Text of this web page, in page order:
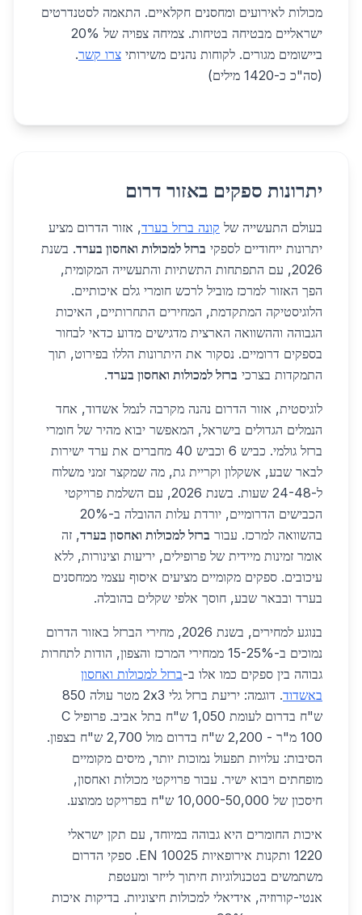
מכולות לאירועים ומחסנים חקלאיים. התאמה לסטנדרטים
ישראליים מבטיחה בטיחות. צמיחה צפויה של 20%
ביישומים מגורים. לקוחות נהנים משירותי צרו קשר.
(סה"כ כ-1420 מילים)
יתרונות ספקים באזור דרום
בעולם התעשייה של קונה ברזל בערד, אזור הדרום מציע
יתרונות ייחודיים לספקי ברזל למכולות ואחסון בערד. בשנת
2026, עם התפתחות התשתיות והתעשייה המקומית,
הפך האזור למרכז מוביל לרכש חומרי גלם איכותיים.
הלוגיסטיקה המתקדמת, המחירים התחרותיים, האיכות
הגבוהה וההשוואה הארצית מדגישים מדוע כדאי לבחור
בספקים דרומיים. נסקור את היתרונות הללו בפירוט, תוך
התמקדות בצרכי ברזל למכולות ואחסון בערד.
לוגיסטית, אזור הדרום נהנה מקרבה לנמל אשדוד, אחד
הנמלים הגדולים בישראל, המאפשר יבוא מהיר של חומרי
ברזל גולמי. כביש 6 וכביש 40 מחברים את ערד ישירות
לבאר שבע, אשקלון וקריית גת, מה שמקצר זמני משלוח
ל-24-48 שעות. בשנת 2026, עם השלמת פרויקטי
הכבישים הדרומיים, יורדת עלות ההובלה ב-20%
בהשוואה למרכז. עבור ברזל למכולות ואחסון בערד, זה
אומר זמינות מיידית של פרופילים, יריעות וצינורות, ללא
עיכובים. ספקים מקומיים מציעים איסוף עצמי ממחסנים
בערד ובבאר שבע, חוסך אלפי שקלים בהובלה.
בנוגע למחירים, בשנת 2026, מחירי הברזל באזור הדרום
נמוכים ב-15-25% ממחירי המרכז והצפון, הודות לתחרות
גבוהה בין ספקים כמו אלו ב-ברזל למכולות ואחסון
באשדוד
. דוגמה: יריעת ברזל גלי 2x3 מטר עולה 850
ש"ח בדרום לעומת 1,050 ש"ח בתל אביב. פרופיל C
100 מ"ר - 2,200 ש"ח בדרום מול 2,700 ש"ח בצפון.
הסיבות: עלויות תפעול נמוכות יותר, מיסים מקומיים
מופחתים ויבוא ישיר. עבור פרויקטי מכולות ואחסון,
חיסכון של 10,000-50,000 ש"ח בפרויקט ממוצע.
איכות החומרים היא גבוהה במיוחד, עם תקן ישראלי
1220 ותקנות אירופאיות EN 10025. ספקי הדרום
משתמשים בטכנולוגיות חיתוך לייזר ומעטפת
אנטי-קורוזיה, אידיאלי למכולות חיצוניות. בדיקות איכות